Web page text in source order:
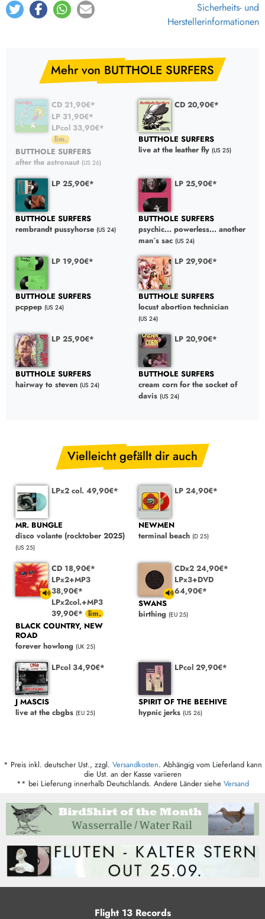
Sicherheits- und
Herstellerinformationen
Mehr von BUTTHOLE SURFERS
CD 21,90€*
LP 31,90€*
LPcol 33,90€*
BUTTHOLE SURFERS
after the astronaut (US 26)
CD 20,90€*
BUTTHOLE SURFERS
live at the leather fly (US 25)
LP 25,90€*
BUTTHOLE SURFERS
rembrandt pussyhorse (US 24)
LP 25,90€*
BUTTHOLE SURFERS
psychic... powerless... another
man´s sac (US 24)
LP 19,90€*
BUTTHOLE SURFERS
pcppep (US 24)
LP 29,90€*
BUTTHOLE SURFERS
locust abortion technician
(US 24)
LP 25,90€*
BUTTHOLE SURFERS
hairway to steven (US 24)
LP 20,90€*
BUTTHOLE SURFERS
cream corn for the socket of
davis (US 24)
Vielleicht gefällt dir auch
LPx2 col. 49,90€*
MR. BUNGLE
disco volante (rocktober 2025)
(US 25)
LP 24,90€*
NEWMEN
terminal beach (D 25)
CD 18,90€*
LPx2+MP3
38,90€*
LPx2col.+MP3
39,90€*
BLACK COUNTRY, NEW
ROAD
forever howlong (UK 25)
CDx2 24,90€*
LPx3+DVD
64,90€*
SWANS
birthing (EU 25)
LPcol 34,90€*
J MASCIS
live at the cbgbs (EU 25)
LPcol 29,90€*
SPIRIT OF THE BEEHIVE
hypnic jerks (US 26)
* Preis inkl. deutscher Ust., zzgl. Versandkosten. Abhängig vom Lieferland kann
die Ust. an der Kasse variieren
** bei Lieferung innerhalb Deutschlands. Andere Länder siehe Versand
Flight 13 Records